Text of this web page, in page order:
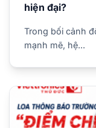
hiện đại?
Trong bối cảnh
mạnh mẽ, hệ...